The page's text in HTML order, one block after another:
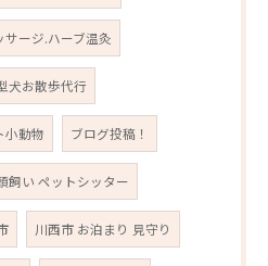
サージ.ハーブ温灸
犬お散歩代行
小動物 ブログ投稿！
飼い ペットシッター
川西市 お泊まり 見守り